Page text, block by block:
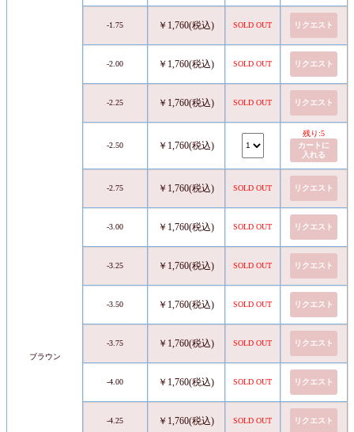
ブラウン
-1.75 ￥1,760(税込) SOLD OUT リクエスト
-2.00 ￥1,760(税込) SOLD OUT リクエスト
-2.25 ￥1,760(税込) SOLD OUT リクエスト
-2.50 ￥1,760(税込)
残り:5
カートに
入れる
-2.75 ￥1,760(税込) SOLD OUT リクエスト
-3.00 ￥1,760(税込) SOLD OUT リクエスト
-3.25 ￥1,760(税込) SOLD OUT リクエスト
-3.50 ￥1,760(税込) SOLD OUT リクエスト
-3.75 ￥1,760(税込) SOLD OUT リクエスト
-4.00 ￥1,760(税込) SOLD OUT リクエスト
-4.25 ￥1,760(税込) SOLD OUT リクエスト